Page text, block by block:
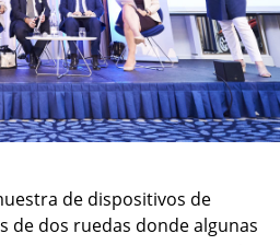
de dispositivos de
de dos ruedas donde algunas